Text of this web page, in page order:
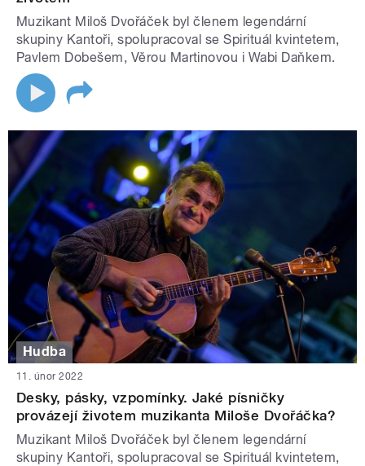
Muzikant Miloš Dvořáček byl členem legendární
skupiny Kantoři, spolupracoval se Spirituál kvintetem,
Pavlem Dobešem, Věrou Martinovou i Wabi Daňkem.
Hudba
11. únor 2022
Desky, pásky, vzpomínky. Jaké písničky
provázejí životem muzikanta Miloše Dvořáčka?
Muzikant Miloš Dvořáček byl členem legendární
skupiny Kantoři, spolupracoval se Spirituál kvintetem,